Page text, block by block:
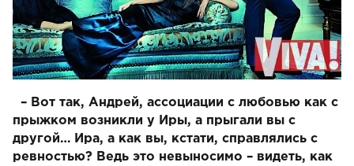
– Вот так, Андрей, ассоциации с любовью как с
прыжком возникли у Иры, а прыгали вы с
другой… Ира, а как вы, кстати, справлялись с
ревностью? Ведь это невыносимо – видеть, как